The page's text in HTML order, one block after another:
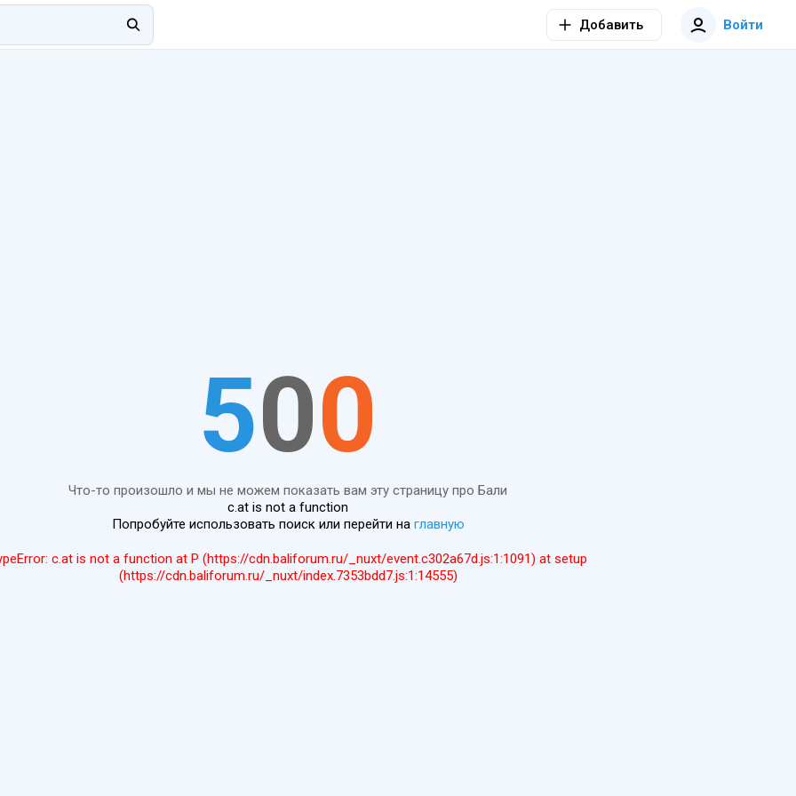
Добавить Войти
500
Что-то произошло и мы не можем показать вам эту страницу про Бали
c.at is not a function
Попробуйте использовать поиск или перейти на главную
c.at is not a function at P (https://cdn.baliforum.ru/_nuxt/event.c302a67d.js:1:1091) at setup
(https://cdn.baliforum.ru/_nuxt/index.7353bdd7.js:1:14555)